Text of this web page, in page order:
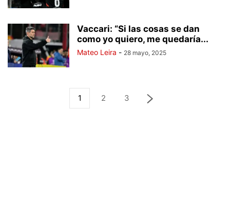
Vaccari: “Si las cosas se dan
como yo quiero, me quedaría...
Mateo Leira - 28 mayo, 2025
1 2 3